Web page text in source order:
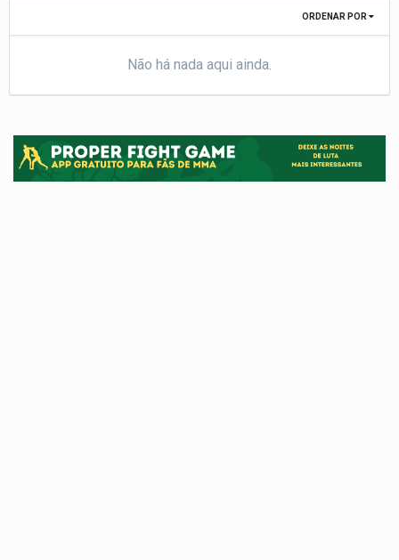
ORDENAR POR
Não há nada aqui ainda.